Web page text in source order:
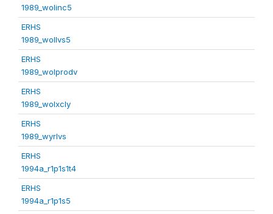
1989_wolinc5
ERHS
1989_wollvs5
ERHS
1989_wolprodv
ERHS
1989_wolxcly
ERHS
1989_wyrlvs
ERHS
1994a_r1p1s1t4
ERHS
1994a_r1p1s5